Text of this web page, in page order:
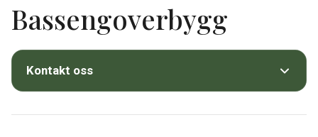
Bassengoverbygg
Kontakt oss
Få et tilbud på Bassengoverbygg